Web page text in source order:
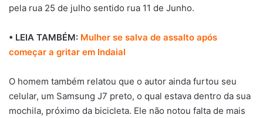
pela rua 25 de julho sentido rua 11 de Junho.
• LEIA TAMBÉM: Mulher se salva de assalto após
começar a gritar em Indaial
O homem também relatou que o autor ainda furtou seu
celular, um Samsung J7 preto, o qual estava dentro da sua
mochila, próximo da bicicleta. Ele não notou falta de mais